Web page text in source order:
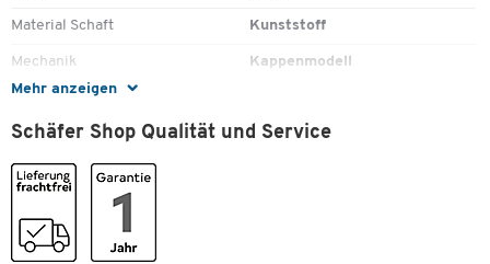
Mehr anzeigen
Material Schaft Kunststoff
Mechanik Kappenmodell
Minen-Durchmesser [mm]
Minentyp
Rollerballmine; Mine FriXion
Modell
Nachfüllbar
Schäfer Shop Qualität und Service